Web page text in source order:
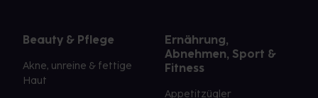
Beauty & Pflege
Akne, unreine & fettige
Haut
Ernährung,
Abnehmen, Sport &
Fitness
Appetitzügler